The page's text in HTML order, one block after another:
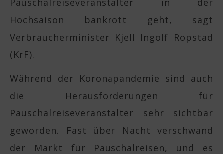
Pauschalreiseveranstalter in der
Hochsaison bankrott geht, sagt
Verbraucherminister Kjell Ingolf Ropstad
(KrF).
Während der Koronapandemie sind auch
die Herausforderungen für
Pauschalreiseveranstalter sehr sichtbar
geworden. Fast über Nacht verschwand
der Markt für Pauschalreisen, und es